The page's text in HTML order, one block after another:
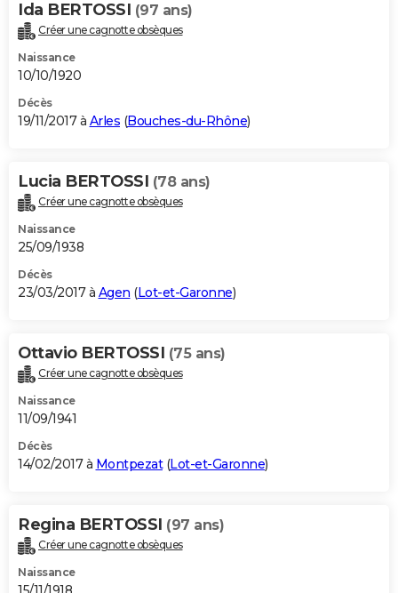
Ida BERTOSSI (97 ans)
Créer une cagnotte obsèques
Naissance
10/10/1920
Décès
19/11/2017 à Arles (Bouches-du-Rhône)
Lucia BERTOSSI (78 ans)
Créer une cagnotte obsèques
Naissance
25/09/1938
Décès
23/03/2017 à Agen (Lot-et-Garonne)
Ottavio BERTOSSI (75 ans)
Créer une cagnotte obsèques
Naissance
11/09/1941
Décès
14/02/2017 à Montpezat(Lot-et-Garonne)
Regina BERTOSSI (97 ans)
Créer une cagnotte obsèques
Naissance